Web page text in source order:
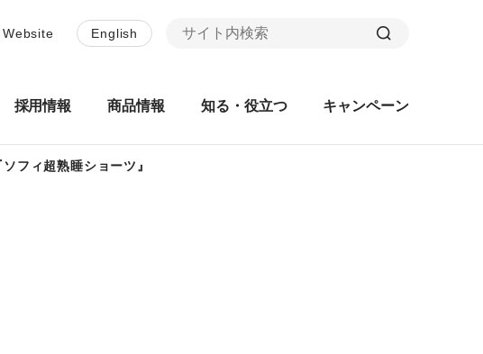
採用情報 商品情報 知る・役立つ キャンペーン
English
フィ超熟睡ショーツ』